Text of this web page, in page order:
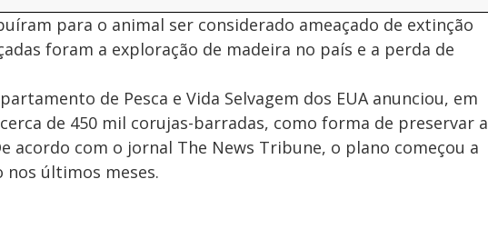
para o animal ser considerado ameaçado de extinção
foram a exploração de madeira no país e a perda de
de Pesca e Vida Selvagem dos EUA anunciou, em
de 450 mil corujas-barradas, como forma de preservar a
acordo com o jornal The News Tribune, o plano começou a
nos últimos meses.